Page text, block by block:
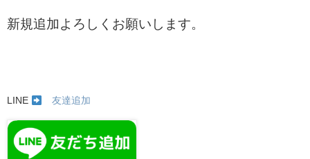
新規追加よろしくお願いします。
LINE 友達追加